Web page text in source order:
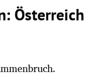
Österreich